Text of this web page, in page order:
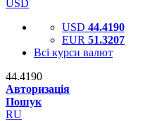
USD
USD 44.4190
EUR 51.3207
Всі курси валют
44.4190
Авторизація
Пошук
RU